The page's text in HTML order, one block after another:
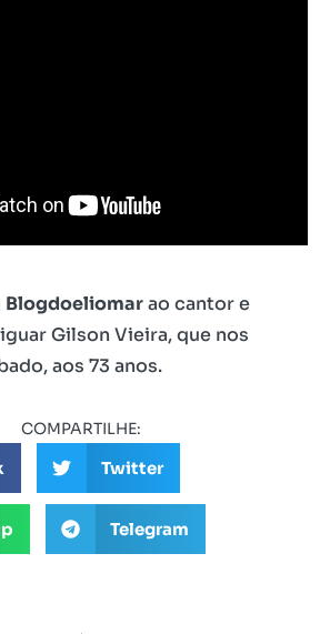
Blogdoeliomarao cantor e
Gilson Vieira, que nos
aos 73 anos.
COMPARTILHE:
Twitter
Telegram